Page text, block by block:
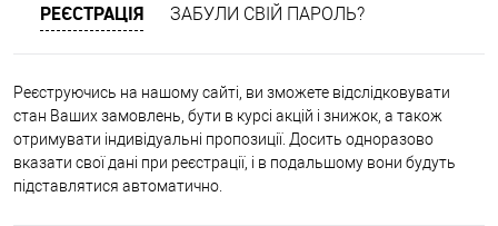
РЕЄСТРАЦІЯ ЗАБУЛИ СВІЙ ПАРОЛЬ?
Реєструючись на нашому сайті, ви зможете відслідковувати
стан Ваших замовлень, бути в курсі акцій і знижок, а також
отримувати індивідуальні пропозиції. Досить одноразово
вказати свої дані при реєстрації, і в подальшому вони будуть
підставлятися автоматично.